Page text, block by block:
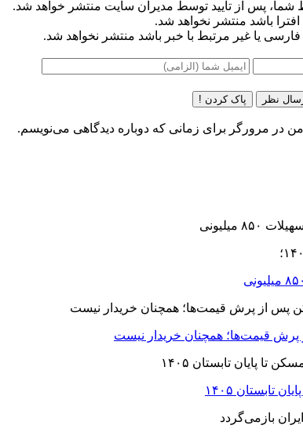
پس از تایید توسط مدیران سایت منتشر خواهد شد.
باشد منتشر نخواهد شد.
فارسی یا غیر مرتبط با خبر باشد منتشر نخواهد شد.
نظر پاک کردن !
در مرورگر برای زمانی که دوباره دیدگاهی می‌نویسم.
قیمت‌ها؛ همچنان خریدار نیست
تابستان ۱۴۰۵